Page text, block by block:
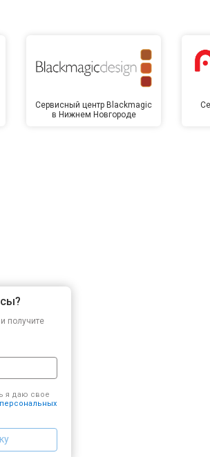
Сервисный центр Blackmagic
в Нижнем Новгороде
получите
я даю свое
персональных